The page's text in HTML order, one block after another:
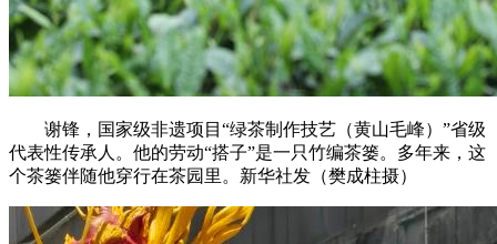
谢锋，国家级非遗项目“绿茶制作技艺（黄山毛峰）”省级
代表性传承人。他的劳动“搭子”是一只竹编茶篓。多年来，这
个茶篓伴随他穿行在茶园里。新华社发（樊成柱摄）